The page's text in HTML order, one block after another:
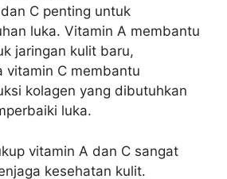
C penting untuk
luka. Vitamin A membantu
jaringan kulit baru,
vitamin C membantu
kolagen yang dibutuhkan
luka.
vitamin A dan C sangat
kesehatan kulit.